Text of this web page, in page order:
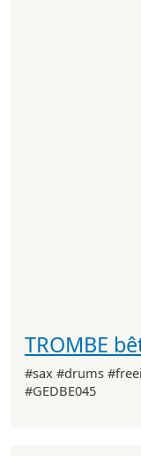
TROMBE
#sax #drums
#GEDBE045